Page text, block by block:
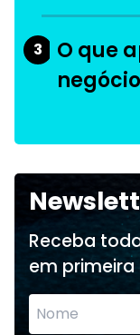
3
O que
Receba
em